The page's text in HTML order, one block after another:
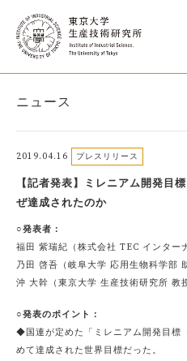
ニュース
2019.04.16 プレスリリース
【記者発表】ミレニアム開発目
ぜ達成されたのか
○発表者：
福田 紫瑞紀（株式会社 TEC インター
乃田 啓吾（岐阜大学 応用生物科学部
沖 大幹（東京大学 生産技術研究所 教
○発表のポイント：
◆国連が定めた「ミレニアム開発目標
めて達成された世界目標だった。